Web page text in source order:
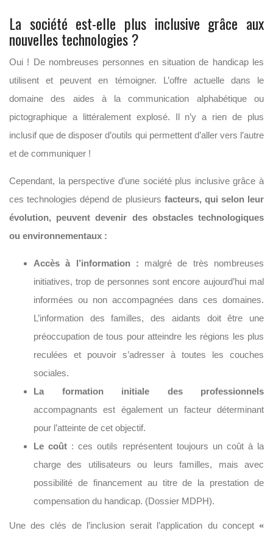
La société est-elle plus inclusive grâce aux
nouvelles technologies ?
Oui ! De nombreuses personnes en situation de handicap les
utilisent et peuvent en témoigner. L’offre actuelle dans le
domaine des aides à la communication alphabétique ou
pictographique a littéralement explosé. Il n’y a rien de plus
inclusif que de disposer d’outils qui permettent d’aller vers l’autre
et de communiquer !
Cependant, la perspective d’une société plus inclusive grâce à
ces technologies dépend de plusieurs facteurs, qui selon leur
évolution, peuvent devenir des obstacles technologiques
ou environnementaux :
Accès à l’information : malgré de très nombreuses
initiatives, trop de personnes sont encore aujourd’hui mal
informées ou non accompagnées dans ces domaines.
L’information des familles, des aidants doit être une
préoccupation de tous pour atteindre les régions les plus
reculées et pouvoir s’adresser à toutes les couches
sociales.
La formation initiale des professionnels
accompagnants est également un facteur déterminant
pour l’atteinte de cet objectif.
Le coût : ces outils représentent toujours un coût à la
charge des utilisateurs ou leurs familles, mais avec
possibilité de financement au titre de la prestation de
compensation du handicap. (Dossier MDPH).
Une des clés de l’inclusion serait l’application du concept «